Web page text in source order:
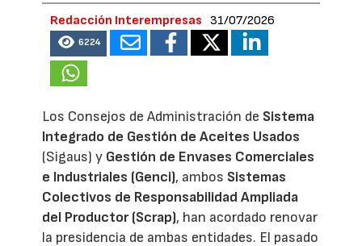
Redacción Interempresas 31/07/2026
6224
Los Consejos de Administración de Sistema
Integrado de Gestión de Aceites Usados
(Sigaus) y Gestión de Envases Comerciales
e Industriales (Genci), ambos Sistemas
Colectivos de Responsabilidad Ampliada
del Productor (Scrap), han acordado renovar
la presidencia de ambas entidades. El pasado